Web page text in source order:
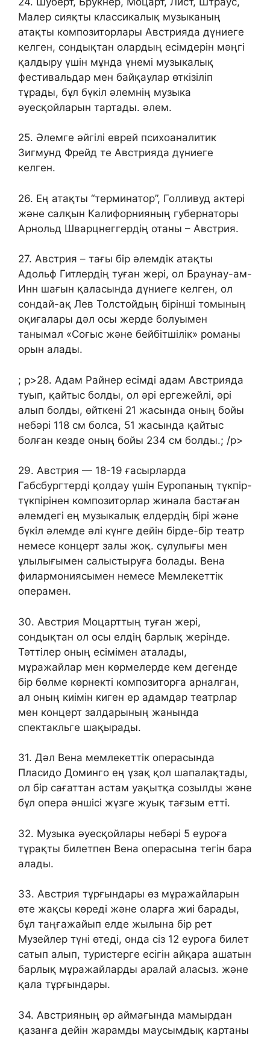
Малер сияқты классикалық музыканың
атақты композиторлары Австрияда дүниеге
келген, сондықтан олардың есімдерін мәңгі
қалдыру үшін мұнда үнемі музыкалық
фестивальдар мен байқаулар өткізіліп
тұрады, бұл бүкіл әлемнің музыка
әуесқойларын тартады. әлем.
25. Әлемге әйгілі еврей психоаналитик
Зигмунд Фрейд те Австрияда дүниеге
келген.
26. Ең атақты “терминатор”, Голливуд актері
және салқын Калифорнияның губернаторы
Арнольд Шварцнеггердің отаны – Австрия.
27. Австрия – тағы бір әлемдік атақты
Адольф Гитлердің туған жері, ол Браунау-ам-
Инн шағын қаласында дүниеге келген, ол
сондай-ақ Лев Толстойдың бірінші томының
оқиғалары дәл осы жерде болуымен
танымал «Соғыс және бейбітшілік» романы
орын алады.
; p>28. Адам Райнер есімді адам Австрияда
туып, қайтыс болды, ол әрі ергежейлі, әрі
алып болды, өйткені 21 жасында оның бойы
небәрі 118 см болса, 51 жасында қайтыс
болған кезде оның бойы 234 см болды.; /p>
29. Австрия — 18-19 ғасырларда
Габсбургтерді қолдау үшін Еуропаның түкпір-
түкпірінен композиторлар жинала бастаған
әлемдегі ең музыкалық елдердің бірі және
бүкіл әлемде әлі күнге дейін бірде-бір театр
немесе концерт залы жоқ. сұлулығы мен
ұлылығымен салыстыруға болады. Вена
филармониясымен немесе Мемлекеттік
операмен.
30. Австрия Моцарттың туған жері,
сондықтан ол осы елдің барлық жерінде.
Тәттілер оның есімімен аталады,
мұражайлар мен көрмелерде кем дегенде
бір бөлме көрнекті композиторға арналған,
ал оның киімін киген ер адамдар театрлар
мен концерт залдарының жанында
спектакльге шақырады.
31. Дәл Вена мемлекеттік операсында
Пласидо Доминго ең ұзақ қол шапалақтады,
ол бір сағаттан астам уақытқа созылды және
бұл опера әншісі жүзге жуық тағзым етті.
32. Музыка әуесқойлары небәрі 5 еуроға
тұрақты билетпен Вена операсына тегін бара
алады.
33. Австрия тұрғындары өз мұражайларын
өте жақсы көреді және оларға жиі барады,
бұл таңғажайып елде жылына бір рет
Музейлер түні өтеді, онда сіз 12 еуроға билет
сатып алып, туристерге есігін айқара ашатын
барлық мұражайларды аралай аласыз. және
қала тұрғындары.
34. Австрияның әр аймағында мамырдан
қазанға дейін жарамды маусымдық картаны